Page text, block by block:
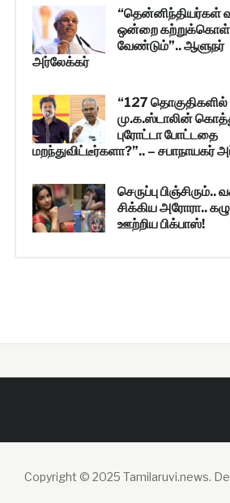
“தென்னிந்தியர்கள்
ஒன்றை
வேண்டும்”.. ஆளுநர்
அர்லேக்கர்
“127 தொகுதிகளில்
மு.க.ஸ்டாலின்
புரோட்டா போட்டதை
மறந்துவிட்டீர்களா?”.. – சபாநாயகர்
செருப்பு பிஞ்சிரும்..
சிக்கிய அரோரா..
ஊற்றிய பிக்பாஸ்!
Copyright © 2025 Tamilaruvi.news.